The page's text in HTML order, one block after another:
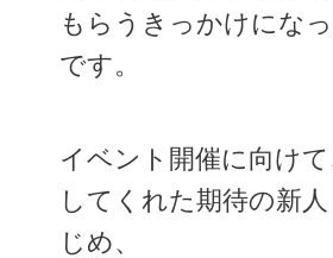
もらうきっかけにな
です。
イベント開催に向け
してくれた期待の新
じめ、